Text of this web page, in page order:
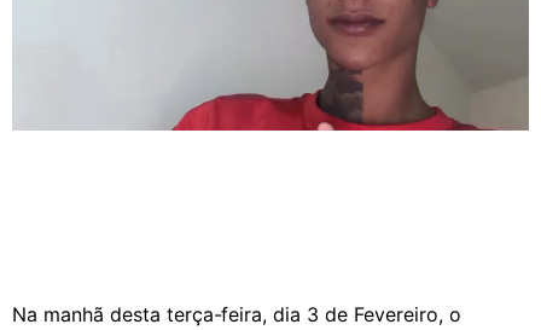
Na manhã desta terça-feira, dia 3 de Fevereiro, o